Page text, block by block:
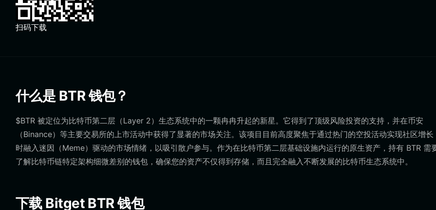
扫码下载
什么是 BTR 钱包？
$BTR 被定位为比特币第二层（Layer 2）生态系统中的一颗冉冉升起的新星。它得到了顶级风险投资的支持，并在币安
（Binance）等主要交易所的上市活动中获得了显著的市场关注。该项目目前高度聚焦于通过热门的空投活动实现社区增长
时融入迷因（Meme）驱动的市场情绪，以吸引散户参与。作为在比特币第二层基础设施内运行的原生资产，持有 BTR 需
了解比特币链特定架构细微差别的钱包，确保您的资产不仅得到存储，而且完全融入不断发展的比特币生态系统中。
下载 Bitget BTR 钱包